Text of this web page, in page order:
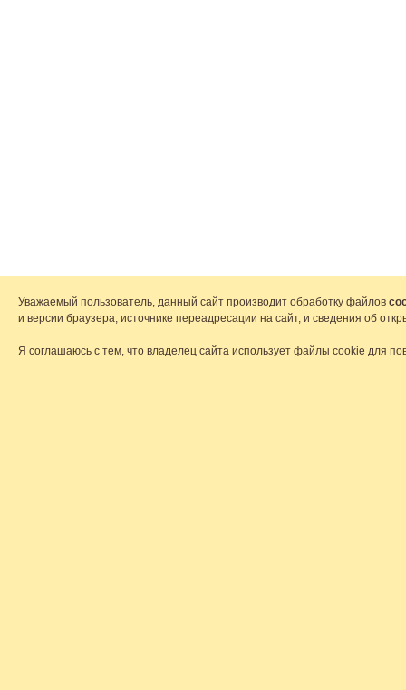
Уважаемый пользователь, данный сайт производит обработку файлов
и версии браузера, источнике переадресации на сайт, и сведения об
Я соглашаюсь с тем, что владелец сайта использует файлы cookie для